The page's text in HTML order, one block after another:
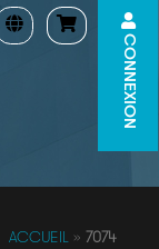
CONNEXION
ACCUEIL» 7074